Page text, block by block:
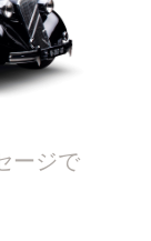
ージで